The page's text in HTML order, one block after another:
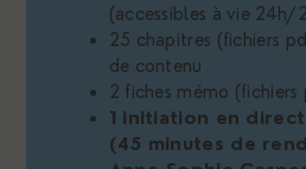
(accessibles à vie
25 chapitres (fichiers
de contenu
2 fiches mémo (fichiers
1 initiation en
(45 minutes de